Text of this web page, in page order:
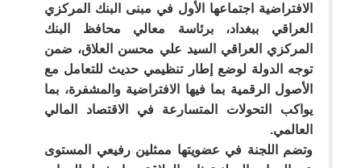
الافتراضية اجتماعها الأول في مبنى البنك المركزي
العراقي ببغداد، برئاسة معالي محافظ البنك
المركزي العراقي السيد علي محسن العلاق، ضمن
توجه الدولة لوضع إطار تنظيمي حديث للتعامل مع
الأصول الرقمية بما فيها الافتراضية والمشفرة، بما
يواكب التحولات المتسارعة في الاقتصاد المالي
العالمي.
وتضم اللجنة في عضويتها ممثلين رفيعي المستوى